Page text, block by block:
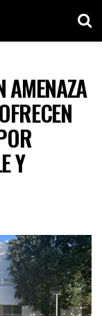
AMENAZA
Y